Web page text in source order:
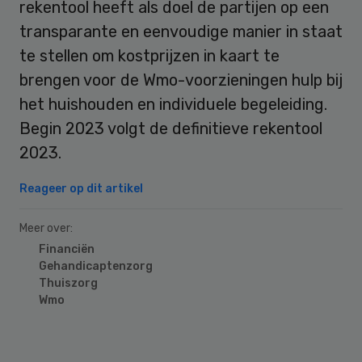
rekentool heeft als doel de partijen op een
transparante en eenvoudige manier in staat
te stellen om kostprijzen in kaart te
brengen voor de Wmo-voorzieningen hulp bij
het huishouden en individuele begeleiding.
Begin 2023 volgt de definitieve rekentool
2023.
Reageer op dit artikel
Meer over:
Financiën
Gehandicaptenzorg
Thuiszorg
Wmo